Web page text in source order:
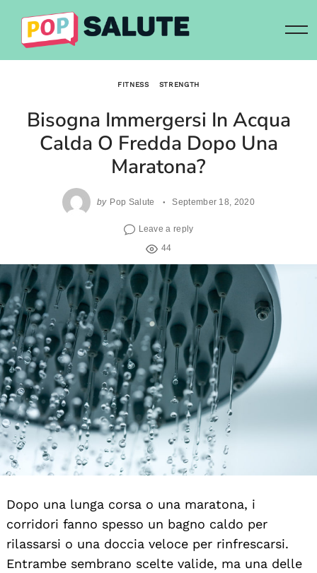
content
FITNESS STRENGTH
Bisogna Immergersi In Acqua
Calda O Fredda Dopo Una
Maratona?
by Pop Salute September 18, 2020
Leave a reply
44
Dopo una lunga corsa o una maratona, i
corridori fanno spesso un bagno caldo per
rilassarsi o una doccia veloce per rinfrescarsi.
Entrambe sembrano scelte valide, ma una delle